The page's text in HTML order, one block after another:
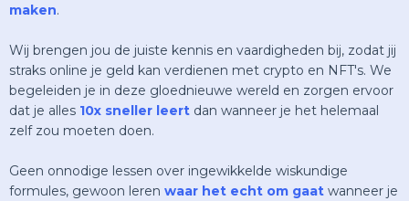
maken.
Wij brengen jou de juiste kennis en vaardigheden bij, zodat jij
straks online je geld kan verdienen met crypto en NFT's. We
begeleiden je in deze gloednieuwe wereld en zorgen ervoor
dat je alles 10x sneller leert dan wanneer je het helemaal
zelf zou moeten doen.
Geen onnodige lessen over ingewikkelde wiskundige
formules, gewoon leren waar het echt om gaat wanneer je